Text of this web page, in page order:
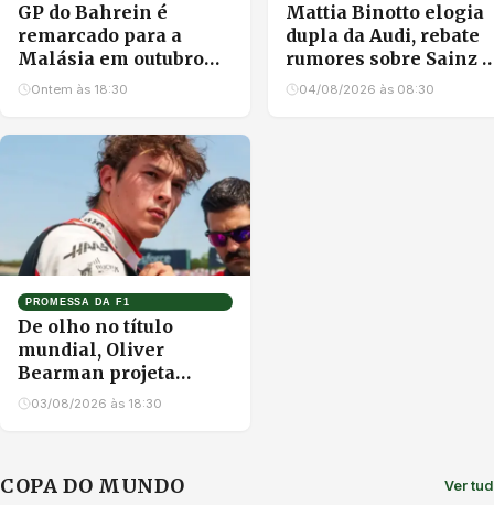
GP do Bahrein é
remarcado para a
Malásia em outubro
após cancelamento
Ontem às 18:30
Mattia Binotto elogia
dupla da Audi, rebate
rumores sobre Sainz e
defende projeto do
04/08/2026 às 08:30
PROMESSA DA F1
De olho no título
mundial, Oliver
Bearman projeta
futuro na F1 e manda
03/08/2026 às 18:30
COPA DO MUNDO Ver